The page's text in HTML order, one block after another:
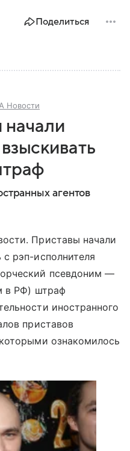
Поделиться
Новости
агентов
Приставы начали
с рэп-исполнителя
псевдоним —
в РФ) штраф
иностранного
приставов
ознакомилось